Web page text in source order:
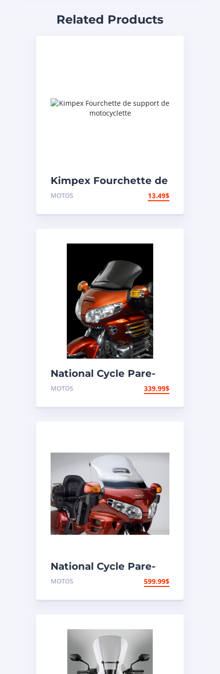
Related Products
Kimpex Fourchette de
support de
MOTOS 13.49$
National Cycle Pare-
brise aéroacoustique
MOTOS 339.99$
National Cycle Pare-
brise aéroacoustique
MOTOS 599.99$